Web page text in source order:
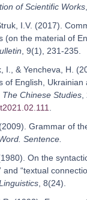
of Scientific Works
I.V. (2017).
(on the material of
, 9(1), 231-235.
І., & Yencheva, H.
of English, Ukrainian
The Chinese Studies,
.
Grammar of
Sentence.
On the
and “textual
, 8(24).